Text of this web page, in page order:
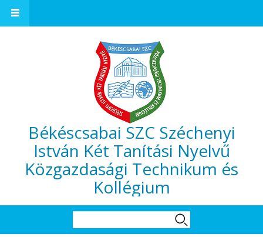
Békéscsabai SZC Széchenyi
István Két Tanítási Nyelvű
Közgazdasági Technikum és
Kollégium